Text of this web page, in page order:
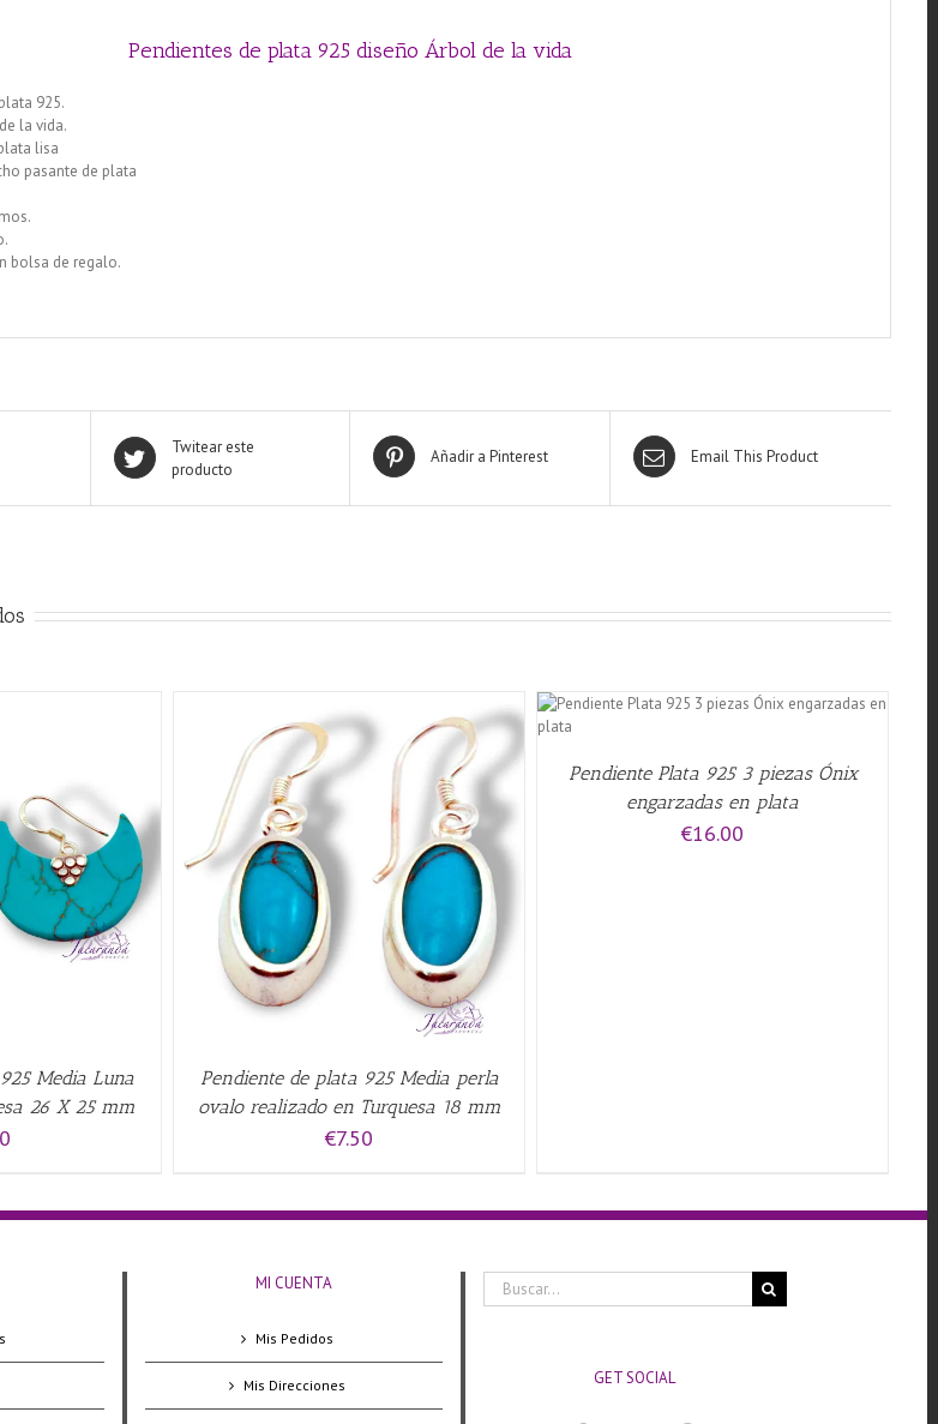
Pendientes de plata 925 diseño Árbol de la vida
925.
la vida.
lisa
pasante de plata
bolsa de regalo.
Twitear este
producto
Añadir a Pinterest Email This Product
Media Luna
26 X 25 mm
QUICK VIEW
Pendiente de plata 925 Media perla
ovalo realizado en Turquesa 18 mm
€7.50
AÑADIR AL CARRITO QUICK VIEW
Pendiente Plata 925 3 piezas Ónix
engarzadas en plata
€16.00
MI CUENTA
Mis Pedidos
Mis Direcciones
Buscar:
GET SOCIAL